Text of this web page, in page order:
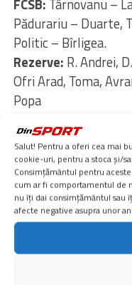
Salut! Pentru a oferi cea mai
cookie-uri, pentru a stoca și/
Consimțământul pentru
cum ar fi comportamentul de
nu îți dai consimțământul sau
afecte negative asupra unor
FCSB: Târnovanu –
Pădurariu – Duarte,
Politic – Bîrligea.
Rezerve: R. Andrei,
Ofri Arad, Toma,
Popa
Etichete:union st
amicale,fcsb
olaru,fcsb – union
Urmărește știrile
Noua Aplicaţie Digi